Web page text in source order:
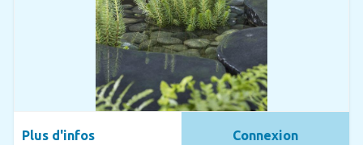
Plus d'infos Connexion